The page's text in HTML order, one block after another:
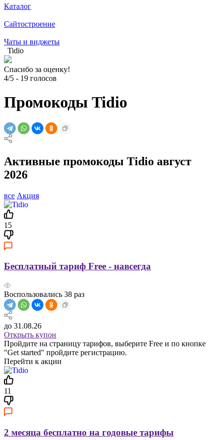
Каталог
Сайтостроение
Чаты и виджеты
Tidio
Спасибо за оценку!
4/5 - 19 голосов
Промокоды Tidio
Активные промокоды Tidio август
2026
все Акция
15
Бесплатный тариф Free - навсегда
Воспользовались 38 раз
до 31.08.26
Открыть купон
Пройдите на страницу тарифов, выберите Free и по кнопке
"Get started" пройдите регистрацию.
Перейти к акции
11
2 месяца бесплатно на годовые тарифы